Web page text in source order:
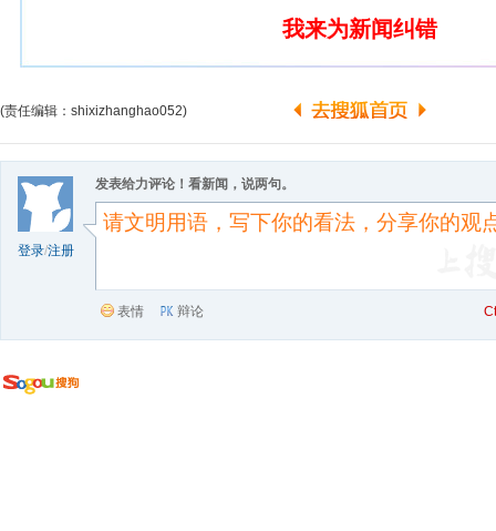
我来为新闻纠错
(责任编辑：shixizhanghao052)
登录/注册
发表给力评论！看新闻，说两句。
表情 辩论